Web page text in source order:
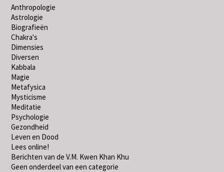
Anthropologie
Astrologie
Biografieën
Chakra's
Dimensies
Diversen
Kabbala
Magie
Metafysica
Mysticisme
Meditatie
Psychologie
Gezondheid
Leven en Dood
Lees online!
Berichten van de V.M. Kwen Khan Khu
Geen onderdeel van een categorie